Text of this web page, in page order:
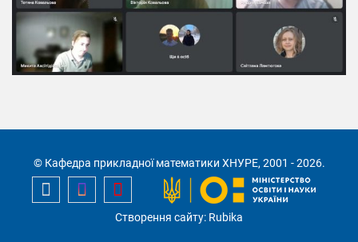
© Кафедра прикладної математики ХНУРЕ, 2001 - 2026.
Створення сайту: Rubika